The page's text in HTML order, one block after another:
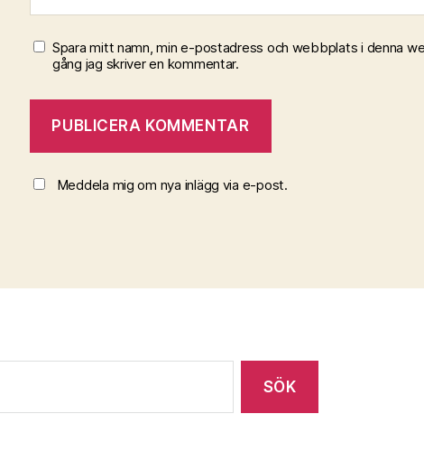
Spara mitt namn, min e-postadress och webbplats i denna
gång jag skriver en kommentar.
Meddela mig om nya inlägg via e-post.